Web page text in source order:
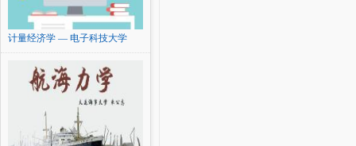
计量经济学 — 电子科技大学